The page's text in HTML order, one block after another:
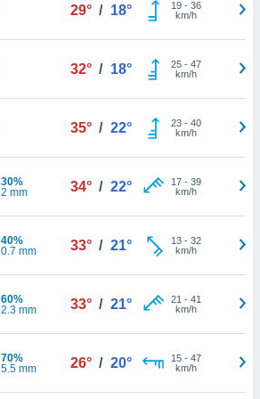
29° / 18° 19- 36
km/h
32° / 18° 25- 47
km/h
35° / 22° 23- 40
km/h
30%
2 mm
34° / 22° 17- 39
km/h
40%
0.7 mm
33° / 21° 13- 32
km/h
60%
2.3 mm
33° / 21° 21 - 41
km/h
70%
5.5 mm
26° / 20° 15- 47
km/h